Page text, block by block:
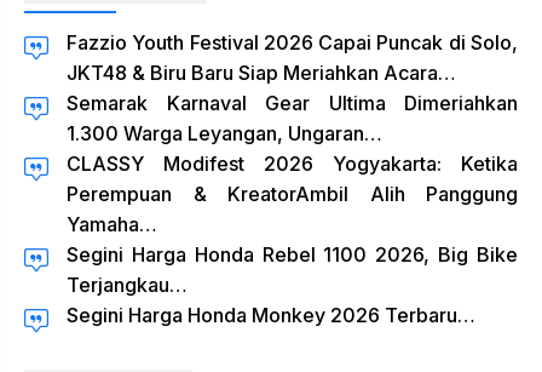
Fazzio Youth Festival 2026 Capai Puncak di Solo,
JKT48 & Biru Baru Siap Meriahkan Acara…
Semarak Karnaval Gear Ultima Dimeriahkan
1.300 Warga Leyangan, Ungaran…
CLASSY Modifest 2026 Yogyakarta: Ketika
Perempuan & KreatorAmbil Alih Panggung
Yamaha…
Segini Harga Honda Rebel 1100 2026, Big Bike
Terjangkau…
Segini Harga Honda Monkey 2026 Terbaru…